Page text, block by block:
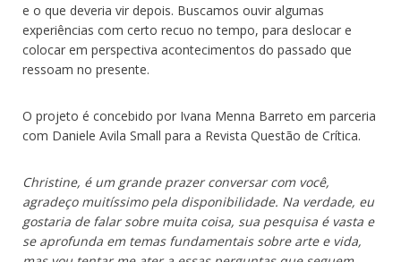
e o que deveria vir depois. Buscamos ouvir algumas
experiências com certo recuo no tempo, para deslocar e
colocar em perspectiva acontecimentos do passado que
ressoam no presente.
O projeto é concebido por Ivana Menna Barreto em parceria
com Daniele Avila Small para a Revista Questão de Crítica.
Christine, é um grande prazer conversar com você,
agradeço muitíssimo pela disponibilidade. Na verdade, eu
gostaria de falar sobre muita coisa, sua pesquisa é vasta e
se aprofunda em temas fundamentais sobre arte e vida,